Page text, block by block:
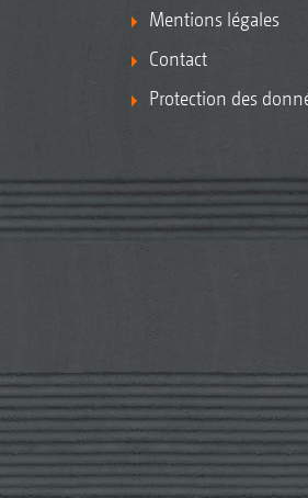
Mentions légales
Contact
Protection des